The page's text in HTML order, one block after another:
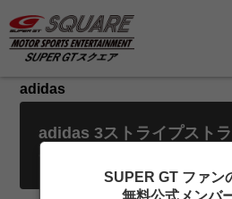
adidas
adidas 3ストライプスト
SUPER GT ファン
無料公式メンバ